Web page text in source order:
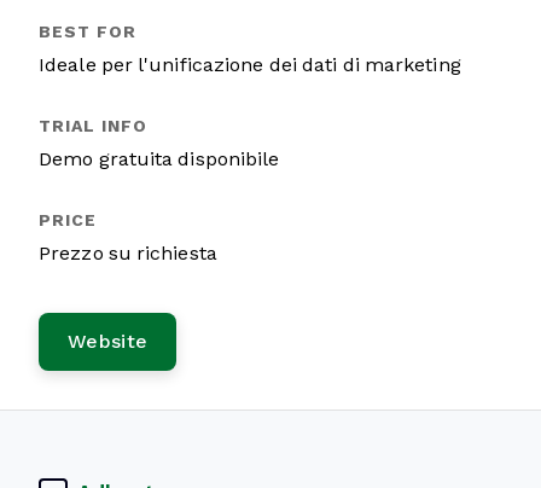
Ideale per l'unificazione dei dati di marketing
Demo gratuita disponibile
Prezzo su richiesta
Website